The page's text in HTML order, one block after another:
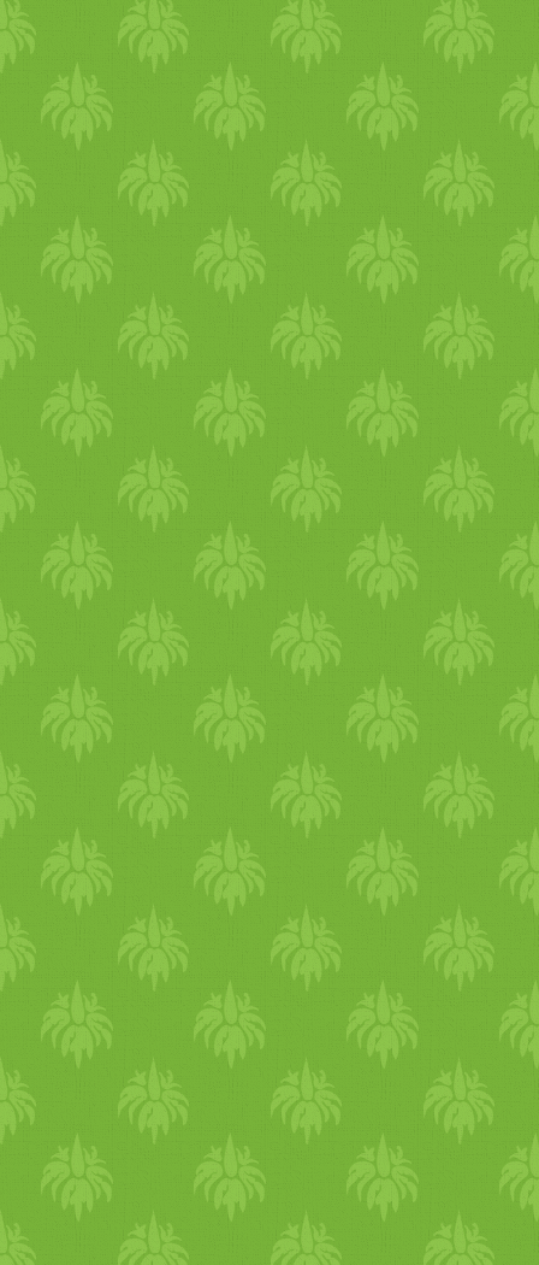
édeskömény gumó, endívia,
radicchio, mándgold,
karalábé. A keserű és
savanyú ízek most kiválóak a
szervezeted működésének
harmonizálására és a májad
tisztítására. már fentebb is
írtam, ahogy a természetben
minden megduzzad,
növekszik, a szervezetedben
is úgy nő a víz, ami
ödémásodást tud okozni. Ha
ilyen tüneteket tapasztalsz,
akkor fogyassz több vízhajtó
gyógynövényt, illetve
keringést fokozókat,
izzasztókat pl. csalán,
kukorica, petrezselyem,
zeller, káposzta, retek,